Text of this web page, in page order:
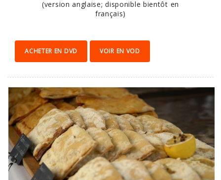
(version anglaise; disponible bientôt en
français)
ACHETER EN DVD VOIR EN VOD